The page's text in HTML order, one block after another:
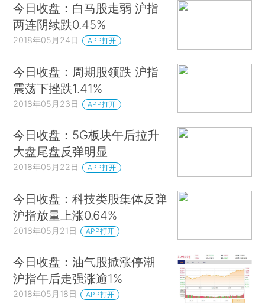
今日收盘：白马股走弱 沪指
两连阴续跌0.45%
2018年05月24日 APP打开
今日收盘：周期股领跌 沪指
震荡下挫跌1.41%
2018年05月23日 APP打开
今日收盘：5G板块午后拉升
大盘尾盘反弹明显
2018年05月22日 APP打开
今日收盘：科技类股集体反弹
沪指放量上涨0.64%
2018年05月21日 APP打开
今日收盘：油气股掀涨停潮
沪指午后走强涨逾1%
2018年05月18日 APP打开